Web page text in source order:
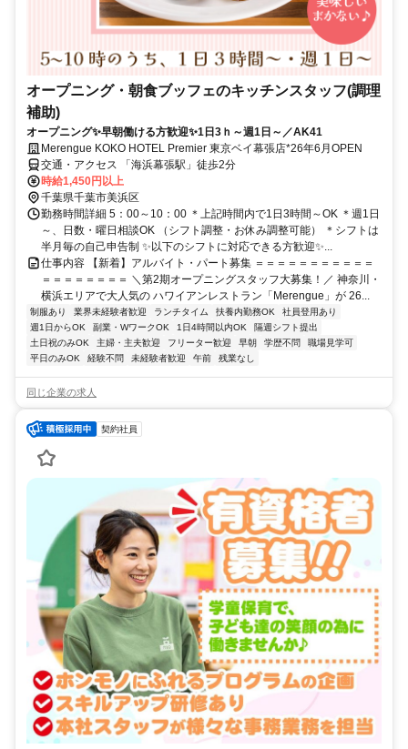
オープニング・朝食ブッフェのキッチンスタッフ(調理
補助)
オープニング✨早朝働ける方歓迎✨1日3ｈ～週1日～／AK41
Merengue KOKO HOTEL Premier 東京ベイ幕張店*26年6月OPEN
交通・アクセス 「海浜幕張駅」徒歩2分
時給1,450円以上
千葉県千葉市美浜区
勤務時間詳細 5：00～10：00 ＊上記時間内で1日3時間～OK ＊週1日
～、日数・曜日相談OK （シフト調整・お休み調整可能） ＊シフトは
半月毎の自己申告制 ✨以下のシフトに対応できる方歓迎✨...
仕事内容 【新着】アルバイト・パート募集 ＝＝＝＝＝＝＝＝＝＝＝
＝＝＝＝＝＝＝＝ ＼第2期オープニングスタッフ大募集！／ 神奈川・
横浜エリアで大人気の ハワイアンレストラン「Merengue」が 26...
制服あり 業界未経験者歓迎 ランチタイム 扶養内勤務OK
社員登用あり
週1日からOK
副業・WワークOK 1日4時間以内OK
隔週シフト提出
土日祝のみOK
主婦・主夫歓迎 フリーター歓迎 早朝 学歴不問
職場見学可
平日のみOK
経験不問 未経験者歓迎 午前 残業なし
同じ企業の求人
契約社員